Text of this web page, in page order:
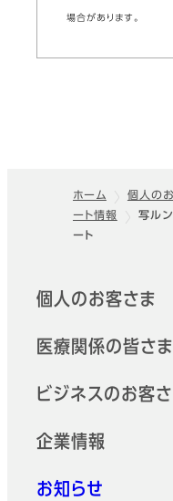
場合があります。
フッター
ホーム 個人の
ート情報
写ル
ート
クイックリンク
個人のお客さま
医療関係の皆さま
ビジネスのお客
企業情報
お知らせ